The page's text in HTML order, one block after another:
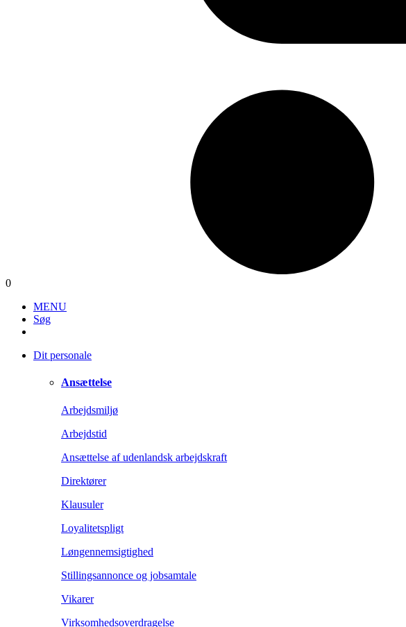
0
MENU
Søg
Dit personale
Ansættelse
Arbejdsmiljø
Arbejdstid
Ansættelse af udenlandsk arbejdskraft
Direktører
Klausuler
Loyalitetspligt
Løngennemsigtighed
Stillingsannonce og jobsamtale
Vikarer
Virksomhedsoverdragelse